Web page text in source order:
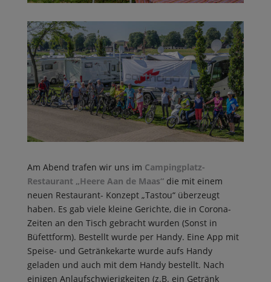
Am Abend trafen wir uns im Campingplatz-
Restaurant „Heere Aan de Maas“die mit einem
neuen Restaurant- Konzept „Tastou“ überzeugt
haben. Es gab viele kleine Gerichte, die in Corona-
Zeiten an den Tisch gebracht wurden (Sonst in
Büfettform). Bestellt wurde per Handy. Eine App mit
Speise- und Getränkekarte wurde aufs Handy
geladen und auch mit dem Handy bestellt. Nach
einigen Anlaufschwierigkeiten (z.B. ein Getränk